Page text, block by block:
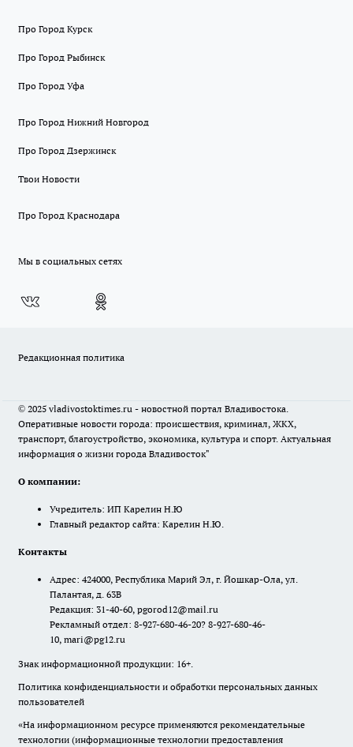
Про Город Курск
Про Город Рыбинск
Про Город Уфа
Про Город Нижний Новгород
Про Город Дзержинск
Твои Новости
Про Город Краснодара
Мы в социальных сетях
Редакционная политика
© 2025 vladivostoktimes.ru - новостной портал Владивостока.
Оперативные новости города: происшествия, криминал, ЖКХ,
транспорт, благоустройство, экономика, культура и спорт. Актуальная
информация о жизни города Владивосток"
О компании:
Учредитель: ИП Карелин Н.Ю
Главный редактор сайта: Карелин Н.Ю.
Контакты
Адрес: 424000, Республика Марий Эл, г. Йошкар-Ола, ул.
Палантая, д. 63В
Редакция: 31-40-60, pgorod12@mail.ru
Рекламный отдел: 8-927-680-46-20? 8-927-680-46-
10, mari@pg12.ru
Знак информационной продукции: 16+.
Политика конфиденциальности и обработки персональных данных
пользователей
«На информационном ресурсе применяются рекомендательные
технологии (информационные технологии предоставления